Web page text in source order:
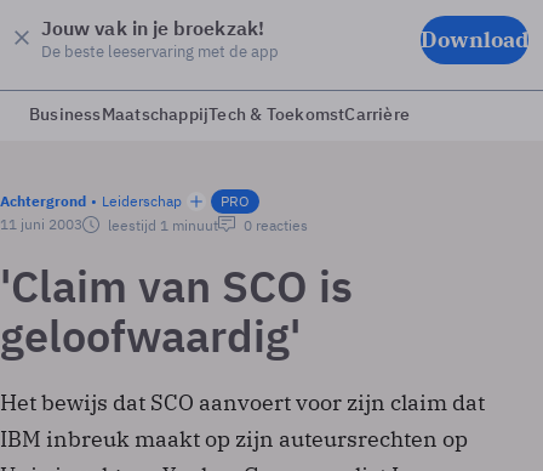
Jouw vak in je broekzak!
De beste leeservaring met de app Download
BusinessMaatschappijTech & ToekomstCarrière
Achtergrond Leiderschap
PRO
11 juni 2003
leestijd 1 minuut 0 reacties
'Claim van SCO is
geloofwaardig'
Het bewijs dat SCO aanvoert voor zijn claim dat
IBM inbreuk maakt op zijn auteursrechten op